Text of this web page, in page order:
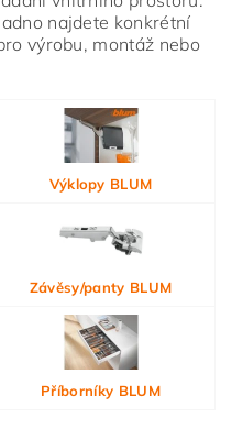
najdete konkrétní
výrobu, montáž nebo
Výklopy BLUM
Závěsy/panty BLUM
Příborníky BLUM